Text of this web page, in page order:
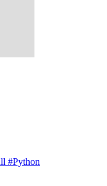
#Python